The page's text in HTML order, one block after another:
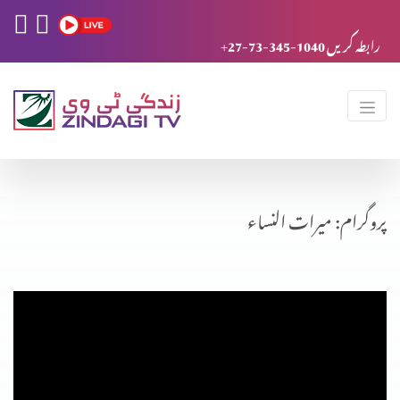
+27-73-345-1040 رابطہ کریں
پروگرام: میرات النساء